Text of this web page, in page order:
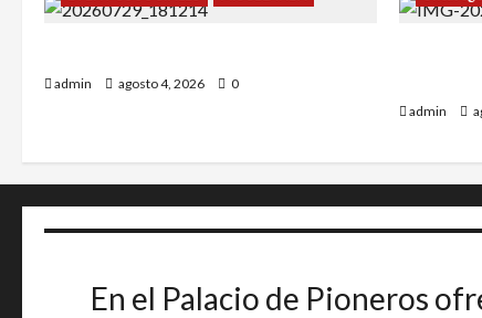
admin agosto 4, 2026 0
admin
En el Palacio de Pioneros